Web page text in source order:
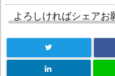
よろしければシェアお